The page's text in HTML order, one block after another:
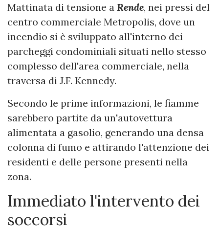
Mattinata di tensione a Rende, nei pressi del
centro commerciale Metropolis, dove un
incendio si è sviluppato all'interno dei
parcheggi condominiali situati nello stesso
complesso dell'area commerciale, nella
traversa di J.F. Kennedy.
Secondo le prime informazioni, le fiamme
sarebbero partite da un'autovettura
alimentata a gasolio, generando una densa
colonna di fumo e attirando l'attenzione dei
residenti e delle persone presenti nella
zona.
Immediato l'intervento dei
soccorsi